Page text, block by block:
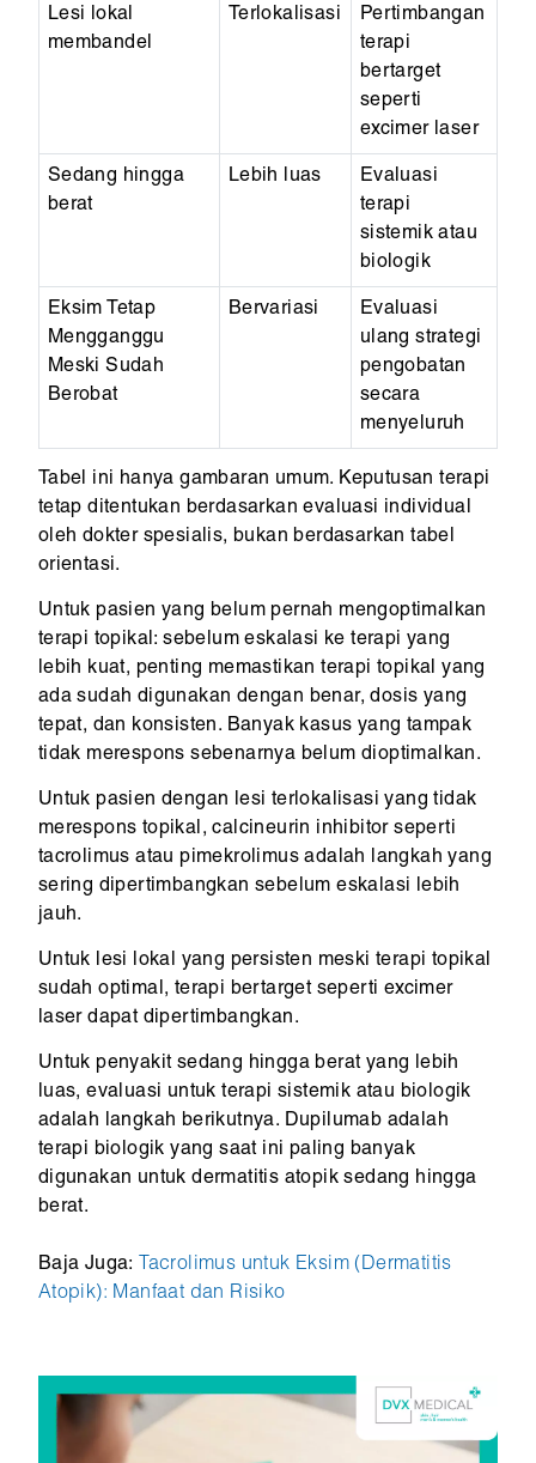
Lesi lokal
membandel
Terlokalisasi
Pertimbangan
terapi
bertarget
seperti
excimer laser
Sedang hingga
berat
Lebih luas
Evaluasi
terapi
sistemik atau
biologik
Eksim Tetap
Mengganggu
Meski Sudah
Berobat
Bervariasi
Evaluasi
ulang strategi
pengobatan
secara
menyeluruh
Tabel ini hanya gambaran umum. Keputusan terapi
tetap ditentukan berdasarkan evaluasi individual
oleh dokter spesialis, bukan berdasarkan tabel
orientasi.
Untuk pasien yang belum pernah mengoptimalkan
terapi topikal: sebelum eskalasi ke terapi yang
lebih kuat, penting memastikan terapi topikal yang
ada sudah digunakan dengan benar, dosis yang
tepat, dan konsisten. Banyak kasus yang tampak
tidak merespons sebenarnya belum dioptimalkan.
Untuk pasien dengan lesi terlokalisasi yang tidak
merespons topikal, calcineurin inhibitor seperti
tacrolimus atau pimekrolimus adalah langkah yang
sering dipertimbangkan sebelum eskalasi lebih
jauh.
Untuk lesi lokal yang persisten meski terapi topikal
sudah optimal, terapi bertarget seperti excimer
laser dapat dipertimbangkan.
Untuk penyakit sedang hingga berat yang lebih
luas, evaluasi untuk terapi sistemik atau biologik
adalah langkah berikutnya. Dupilumab adalah
terapi biologik yang saat ini paling banyak
digunakan untuk dermatitis atopik sedang hingga
berat.
Baja Juga: Tacrolimus untuk Eksim (Dermatitis
Atopik): Manfaat dan Risiko